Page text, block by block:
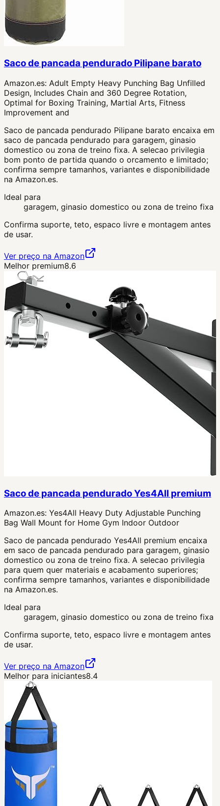
Saco de pancada pendurado Pilipane barato
Amazon.es: Adult Empty Heavy Punching Bag Unfilled
Design, Includes Chain and 360 Degree Rotation,
Optimal for Boxing Training, Martial Arts, Fitness
Improvement and
Saco de pancada pendurado Pilipane barato encaixa em
saco de pancada pendurado para garagem, ginasio
domestico ou zona de treino fixa. A selecao privilegia
bom ponto de partida quando o orcamento e limitado;
confirma sempre tamanhos, variantes e disponibilidade
na Amazon.es.
Ideal para
garagem, ginasio domestico ou zona de treino fixa
Confirma suporte, teto, espaco livre e montagem antes
de usar.
Ver preço na Amazon
Melhor premium8.6
Saco de pancada pendurado Yes4All premium
Amazon.es: Yes4All Heavy Duty Adjustable Punching
Bag Wall Mount for Home Gym Indoor Outdoor
Saco de pancada pendurado Yes4All premium encaixa
em saco de pancada pendurado para garagem, ginasio
domestico ou zona de treino fixa. A selecao privilegia
para quem quer materiais e acabamento superiores;
confirma sempre tamanhos, variantes e disponibilidade
na Amazon.es.
Ideal para
garagem, ginasio domestico ou zona de treino fixa
Confirma suporte, teto, espaco livre e montagem antes
de usar.
Ver preço na Amazon
Melhor para iniciantes8.4